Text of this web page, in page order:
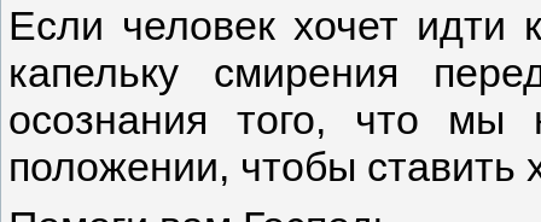
Если человек хочет идти
капельку смирения
осознания того, что
положении, чтобы ставить